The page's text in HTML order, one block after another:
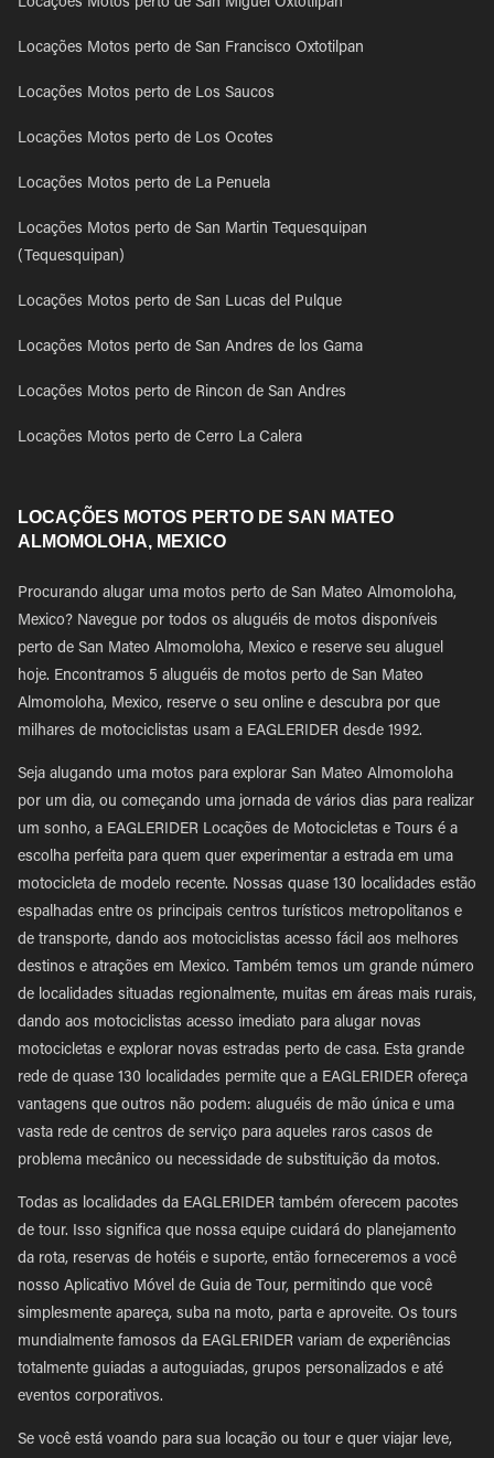
Locações Motos perto de San Miguel Oxtotilpan
Locações Motos perto de San Francisco Oxtotilpan
Locações Motos perto de Los Saucos
Locações Motos perto de Los Ocotes
Locações Motos perto de La Penuela
Locações Motos perto de San Martin Tequesquipan
(Tequesquipan)
Locações Motos perto de San Lucas del Pulque
Locações Motos perto de San Andres de los Gama
Locações Motos perto de Rincon de San Andres
Locações Motos perto de Cerro La Calera
LOCAÇÕES MOTOS PERTO DE SAN MATEO
ALMOMOLOHA, MEXICO
Procurando alugar uma motos perto de San Mateo Almomoloha,
Mexico? Navegue por todos os aluguéis de motos disponíveis
perto de San Mateo Almomoloha, Mexico e reserve seu aluguel
hoje. Encontramos 5 aluguéis de motos perto de San Mateo
Almomoloha, Mexico, reserve o seu online e descubra por que
milhares de motociclistas usam a EAGLERIDER desde 1992.
Seja alugando uma motos para explorar San Mateo Almomoloha
por um dia, ou começando uma jornada de vários dias para realizar
um sonho, a EAGLERIDER Locações de Motocicletas e Tours é a
escolha perfeita para quem quer experimentar a estrada em uma
motocicleta de modelo recente. Nossas quase 130 localidades estão
espalhadas entre os principais centros turísticos metropolitanos e
de transporte, dando aos motociclistas acesso fácil aos melhores
destinos e atrações em Mexico. Também temos um grande número
de localidades situadas regionalmente, muitas em áreas mais rurais,
dando aos motociclistas acesso imediato para alugar novas
motocicletas e explorar novas estradas perto de casa. Esta grande
rede de quase 130 localidades permite que a EAGLERIDER ofereça
vantagens que outros não podem: aluguéis de mão única e uma
vasta rede de centros de serviço para aqueles raros casos de
problema mecânico ou necessidade de substituição da motos.
Todas as localidades da EAGLERIDER também oferecem pacotes
de tour. Isso significa que nossa equipe cuidará do planejamento
da rota, reservas de hotéis e suporte, então forneceremos a você
nosso Aplicativo Móvel de Guia de Tour, permitindo que você
simplesmente apareça, suba na moto, parta e aproveite. Os tours
mundialmente famosos da EAGLERIDER variam de experiências
totalmente guiadas a autoguiadas, grupos personalizados e até
eventos corporativos.
Se você está voando para sua locação ou tour e quer viajar leve,